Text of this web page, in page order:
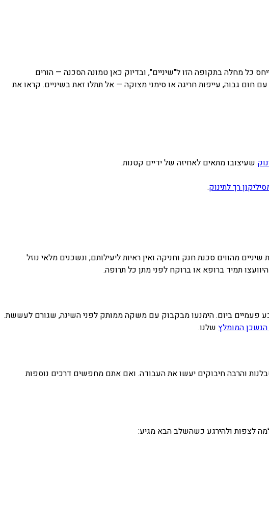
כל מחלה בתקופה הזו ל"שיניים", ובדיוק כאן טמונה הסכנה — הורים
לגרום לכל היותר לעלייה קלה בחום הגוף (פחות מ-38 מעלות). אם התינוק עם חום גבוה, עייפות חריגה או סימני מצוקה — אל תתלו זאת בשיניים. קראו את
שעיצובו מתאים לאחיזה של ידיים קטנות.
רך לתינוק.
מהווים סכנת חנק וחניקה ואין ראיות ליעילותם; ונשכנים מלאי נוזל
תמיד ברופא או ברוקח לפני מתן כל תרופה.
פעמיים ביום. הימנעו מבקבוק עם משקה ממותק לפני השינה, שגורם לעששת.
המומלץשלנו.
והרבה חיבוקים יעשו את העבודה. ואם אתם מחפשים דרכים נוספות
לצפות ולהירגע כשהשלב הבא מגיע: